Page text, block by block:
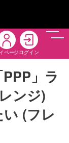
ページ ログイン
メニ
」ラ
ンジ)
(フレ